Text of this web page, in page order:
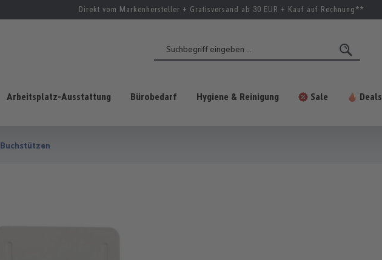
Direkt vom Markenhersteller + Gratisversand ab 30 EUR + Kauf auf Rechnung**
Arbeitsplatz-Ausstattung Bürobedarf Hygiene & Reinigung Sale Deals
Buchstützen